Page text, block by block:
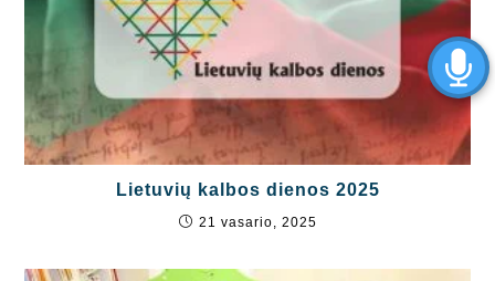
Lietuvių kalbos dienos 2025
21 vasario, 2025